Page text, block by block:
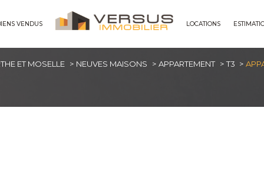
maisons
VENDUS LOCATIONS
ET MOSELLE NEUVES MAISONS APPARTEMENT T3